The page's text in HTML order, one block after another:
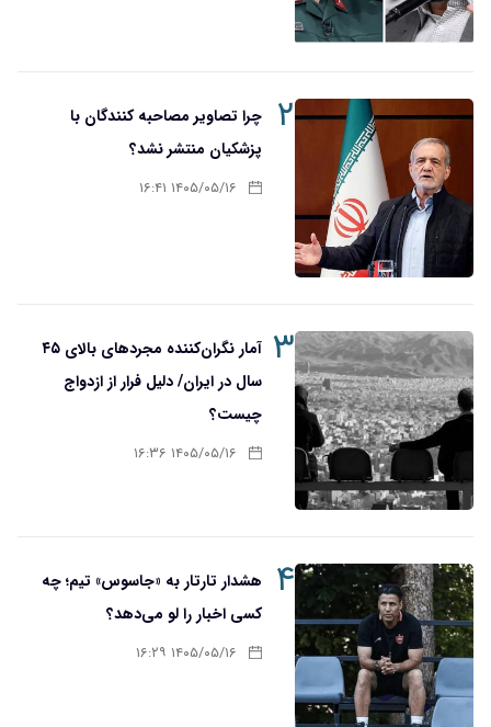
۲
چرا تصاویر مصاحبه کنندگان با
پزشکیان منتشر نشد؟
۱۴۰۵/۰۵/۱۶ ۱۶:۴۱
۳
آمار نگران‌کننده مجردهای بالای ۴۵
سال در ایران/ دلیل فرار از ازدواج
چیست؟
۱۴۰۵/۰۵/۱۶ ۱۶:۳۶
۴
هشدار تارتار به «جاسوس» تیم؛ چه
کسی اخبار را لو می‌دهد؟
۱۴۰۵/۰۵/۱۶ ۱۶:۲۹